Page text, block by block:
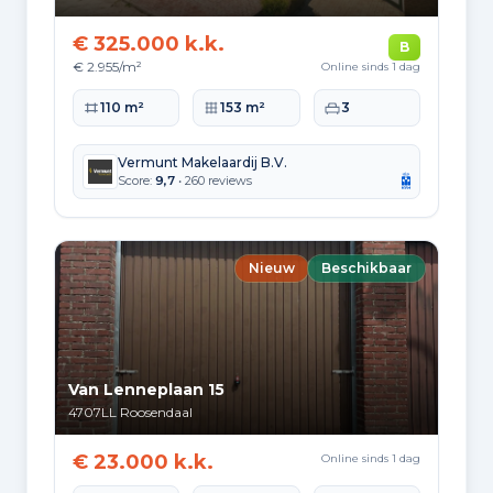
2010 tot 2020 566
581
Energie en duurzaamheid
Energielabelverdeling
Label C
9.297
Label A
Label B
5.831
Label G
2.019 2.016
€ 325.000 k.k.
€ 2.955/m²
B
Online sinds 1 dag
Woonoppervlakte
110 m² Perceeloppervlakte
153 m² Slaapkamers
3
Vermunt Makelaardij B.V.
Score: 9,7 • 260 reviews
Nieuw Beschikbaar
Van Lenneplaan 15
4707LL Roosendaal
€ 23.000 k.k. Online sinds 1 dag